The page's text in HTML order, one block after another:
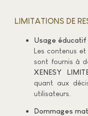
LIMITATIONS DE
Usage
Les contenus
sont fournis à
XENESY
quant aux
utilisateurs.
Dommages